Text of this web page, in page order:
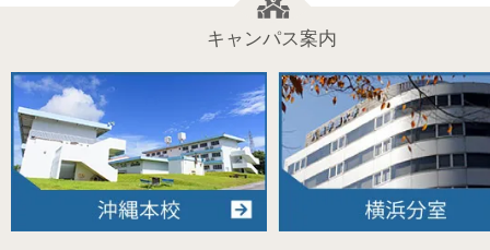
キャンパス案内